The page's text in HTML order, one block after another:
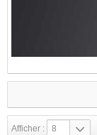
Afficher : 8